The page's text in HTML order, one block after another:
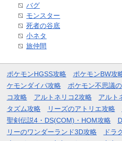
バグ
モンスター
死者の谷底
小ネタ
旅仲間
ポケモンHGSS攻略 ポケモンBW攻
ケモンダイパ攻略
ポケモン不思議
コ攻略
アルトネリコ2攻略 アルト
タズム攻略
リーズのアトリエ攻略
聖剣伝説4・DS(COM)・HOM攻略
リーのワンダーランド3D攻略
ドラ